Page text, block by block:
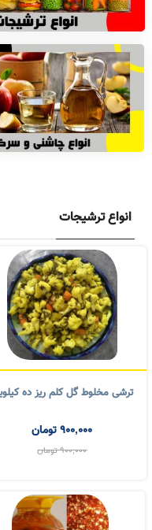
انواع ترشیجات
ترشی مخلوط گل کلم ریز ده کیلویی
900,000تومان
900,000تومان
ترشی سالاد فصل ده کیلویی